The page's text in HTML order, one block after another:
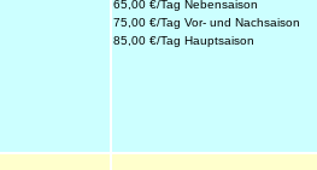
65,00 €/Tag Nebensaison
75,00 €/Tag Vor- und Nachsaison
85,00 €/Tag Hauptsaison